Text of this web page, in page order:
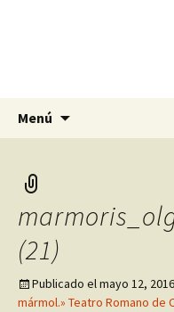
Menú
(21)
Publicado elmayo 12, 2016
mármol.» Teatro Romano de